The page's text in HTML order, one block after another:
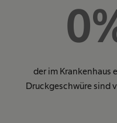
0
der im Krankenhaus
Druckgeschwüre sind